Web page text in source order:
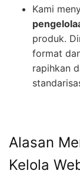
Kami
produk.
format
rapihkan
Alasan
Kelola